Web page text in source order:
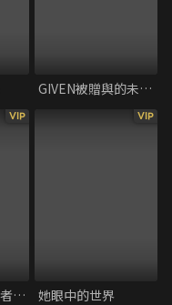
GIVEN被贈與的未來劇場版：去海邊
VIP
童年陰影：倖存者的聲音
VIP
她眼中的世界